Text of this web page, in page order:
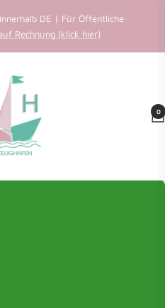
speichern
an Ihre E-Mail.
DE | Für Öffentliche
Rechnung (klick hier)
0